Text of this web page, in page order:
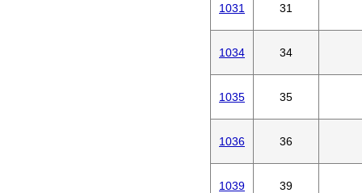
1031 31
1034 34
1035 35
1036 36
1039 39